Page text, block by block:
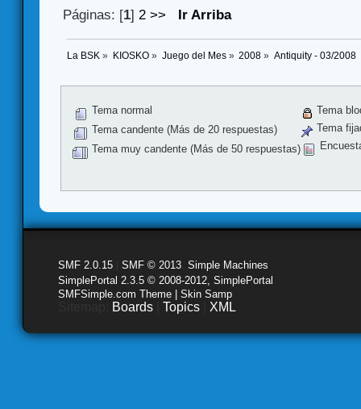
Páginas: [1] 2 >> Ir Arriba
La BSK » KIOSKO» Juego del Mes» 2008 » Antiquity - 03/2008
Tema normal
Tema candente (Más de 20 respuestas)
Tema muy candente (Más de 50 respuestas)
Tema
Tema
SMF 2.0.15 SMF © 2013 Simple Machines
SimplePortal 2.3.5 © 2008-2012, SimplePortal
SMFSimple.com Theme | Skin Samp
Boards Topics XML